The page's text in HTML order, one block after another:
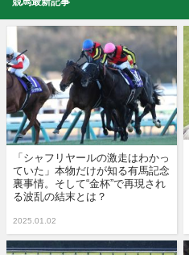
「シャフリヤールの激走はわかっ
ていた」本物だけが知る有馬記念
裏事情。そして“金杯”で再現され
る波乱の結末とは？
2025.01.02